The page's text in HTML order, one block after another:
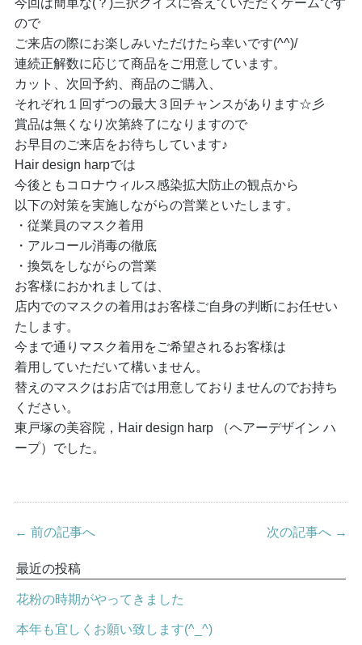
今回は簡単な(？)三択クイズに答えていただくゲームです
ので
ご来店の際にお楽しみいただけたら幸いです(^^)/
連続正解数に応じて商品をご用意しています。
カット、次回予約、商品のご購入、
それぞれ１回ずつの最大３回チャンスがあります☆彡
賞品は無くなり次第終了になりますので
お早目のご来店をお待ちしています♪
Hair design harpでは
今後ともコロナウィルス感染拡大防止の観点から
以下の対策を実施しながらの営業といたします。
・従業員のマスク着用
・アルコール消毒の徹底
・換気をしながらの営業
お客様におかれましては、
店内でのマスクの着用はお客様ご自身の判断にお任せい
たします。
今まで通りマスク着用をご希望されるお客様は
着用していただいて構いません。
替えのマスクはお店では用意しておりませんのでお持ち
ください。
東戸塚の美容院，Hair design harp （ヘアーデザイン ハ
ープ）でした。
← 前の記事へ 次の記事へ →
最近の投稿
花粉の時期がやってきました
本年も宜しくお願い致します(^_^)